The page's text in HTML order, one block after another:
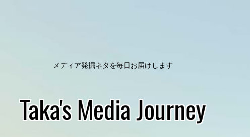
メディア発掘ネタを毎日お届けします
Taka's Media Journey